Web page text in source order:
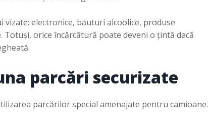
vizate: electronice, băuturi alcoolice, produse
Totuși, orice încărcătură poate deveni o țintă dacă
parcări securizate
parcărilor special amenajate pentru camioane.